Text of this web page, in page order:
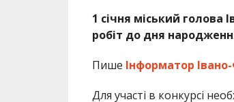
1 січня міський голова
робіт до дня
Пише Інформатор
Для участі в конкурсі